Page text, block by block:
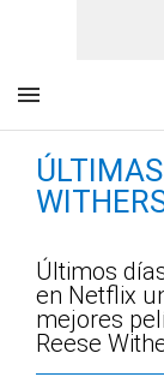
Últimos
en Netflix
mejores
Reese